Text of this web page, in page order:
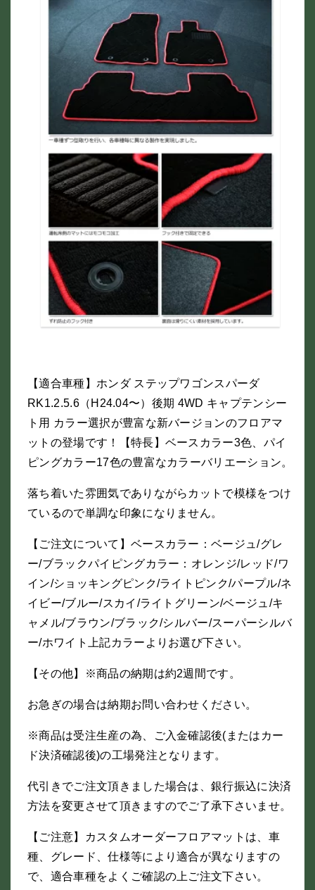
【適合車種】ホンダ ステップワゴンスパーダ
RK1.2.5.6（H24.04〜）後期 4WD キャプテンシー
ト用 カラー選択が豊富な新バージョンのフロアマ
ットの登場です！【特長】ベースカラー3色、パイ
ピングカラー17色の豊富なカラーバリエーション。
落ち着いた雰囲気でありながらカットで模様をつけ
ているので単調な印象になりません。
【ご注文について】ベースカラー：ベージュ/グレ
ー/ブラックパイピングカラー：オレンジ/レッド/ワ
イン/ショッキングピンク/ライトピンク/パープル/ネ
イビー/ブルー/スカイ/ライトグリーン/ベージュ/キ
ャメル/ブラウン/ブラック/シルバー/スーパーシルバ
ー/ホワイト上記カラーよりお選び下さい。
【その他】※商品の納期は約2週間です。
お急ぎの場合は納期お問い合わせください。
※商品は受注生産の為、ご入金確認後(またはカー
ド決済確認後)の工場発注となります。
代引きでご注文頂きました場合は、銀行振込に決済
方法を変更させて頂きますのでご了承下さいませ。
【ご注意】カスタムオーダーフロアマットは、車
種、グレード、仕様等により適合が異なりますの
で、適合車種をよくご確認の上ご注文下さい。